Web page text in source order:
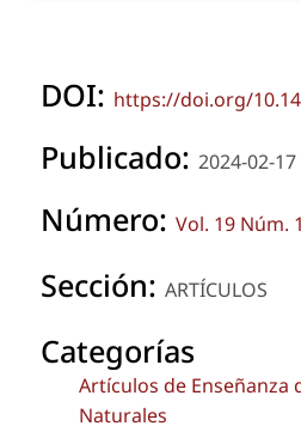
DOI: https://doi.org/
Publicado: 2024-02-17
Número: Vol. 19 Núm.
Sección: ARTÍCULOS
Categorías
Artículos de Enseñanza
Naturales